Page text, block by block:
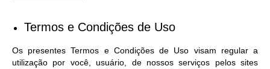
Termos e Condições de Uso
Os presentes Termos e Condições de Uso visam regular a
utilização por você, usuário, de nossos serviços pelos sites